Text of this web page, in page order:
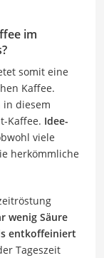
im
somit eine
Kaffee.
in diesem
Kaffee. Idee-
viele
herkömmliche
wenig Säure
entkoffeiniert
Tageszeit